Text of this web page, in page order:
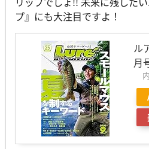
プ』にも大注目ですよ！
ル
月